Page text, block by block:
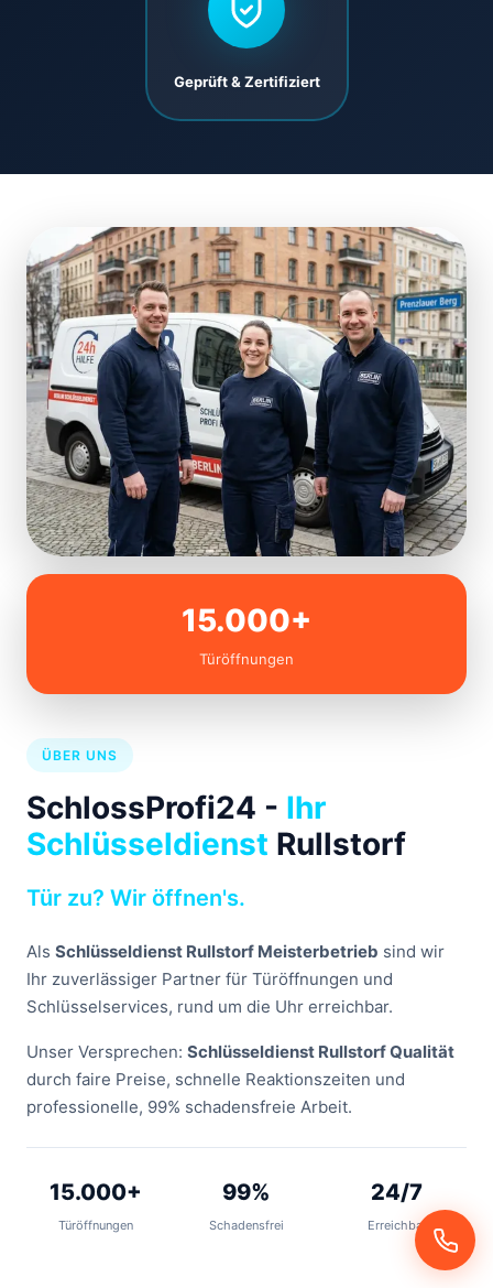
Geprüft & Zertifiziert
15.000+
Türöffnungen
ÜBER UNS
SchlossProfi24 - Ihr
Schlüsseldienst Rullstorf
Tür zu? Wir öffnen's.
Als Schlüsseldienst Rullstorf Meisterbetrieb sind wir
Ihr zuverlässiger Partner für Türöffnungen und
Schlüsselservices, rund um die Uhr erreichbar.
Unser Versprechen: Schlüsseldienst Rullstorf Qualität
durch faire Preise, schnelle Reaktionszeiten und
professionelle, 99% schadensfreie Arbeit.
15.000+
Türöffnungen
99%
Schadensfrei
24/7
Erreichbar